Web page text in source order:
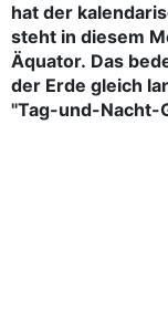
hat der
steht in diesem
Äquator. Das
der Erde gleich
"Tag-und-Nacht-